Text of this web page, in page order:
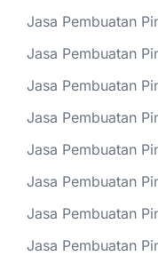
Jasa Pembuatan
Jasa Pembuatan
Jasa Pembuatan
Jasa Pembuatan
Jasa Pembuatan
Jasa Pembuatan
Jasa Pembuatan
Jasa Pembuatan